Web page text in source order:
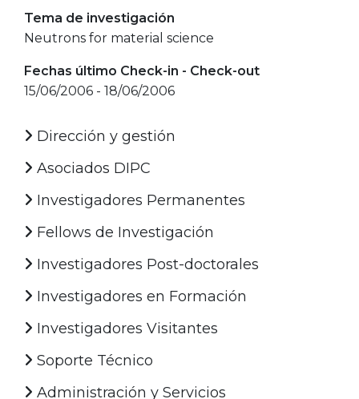
Tema de investigación
Neutrons for material science
Fechas último Check-in - Check-out
15/06/2006 - 18/06/2006
Dirección y gestión
Asociados DIPC
Investigadores Permanentes
Fellows de Investigación
Investigadores Post-doctorales
Investigadores en Formación
Investigadores Visitantes
Soporte Técnico
Administración y Servicios